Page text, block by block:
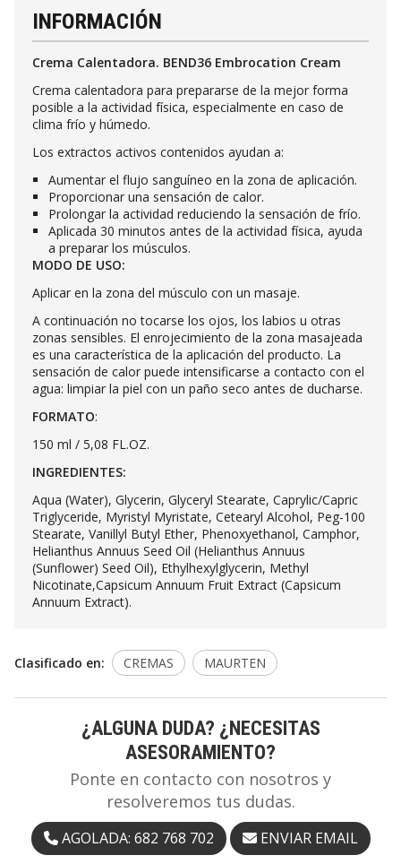
INFORMACIÓN
Crema Calentadora. BEND36 Embrocation Cream
Crema calentadora para prepararse de la mejor forma
posible a la actividad física, especialmente en caso de
clima frío y húmedo.
Los extractos activos contenidos ayudan a:
Aumentar el flujo sanguíneo en la zona de aplicación.
Proporcionar una sensación de calor.
Prolongar la actividad reduciendo la sensación de frío.
Aplicada 30 minutos antes de la actividad física, ayuda
a preparar los músculos.
MODO DE USO:
Aplicar en la zona del músculo con un masaje.
A continuación no tocarse los ojos, los labios u otras
zonas sensibles. El enrojecimiento de la zona masajeada
es una característica de la aplicación del producto. La
sensación de calor puede intensificarse a contacto con el
agua: limpiar la piel con un paño seco antes de ducharse.
FORMATO:
150 ml / 5,08 FL.OZ.
INGREDIENTES:
Aqua (Water), Glycerin, Glyceryl Stearate, Caprylic/Capric
Triglyceride, Myristyl Myristate, Cetearyl Alcohol, Peg-100
Stearate, Vanillyl Butyl Ether, Phenoxyethanol, Camphor,
Helianthus Annuus Seed Oil (Helianthus Annuus
(Sunflower) Seed Oil), Ethylhexylglycerin, Methyl
Nicotinate,Capsicum Annuum Fruit Extract (Capsicum
Annuum Extract).
Clasificado en: CREMAS MAURTEN
¿ALGUNA DUDA? ¿NECESITAS
ASESORAMIENTO?
Ponte en contacto con nosotros y
resolveremos tus dudas.
AGOLADA: 682 768 702 ENVIAR EMAIL